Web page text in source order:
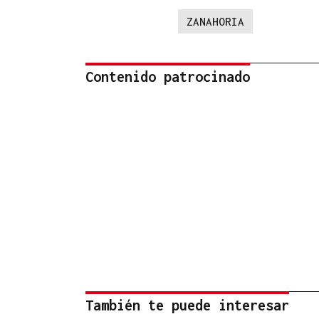
ZANAHORIA
Contenido patrocinado
También te puede interesar